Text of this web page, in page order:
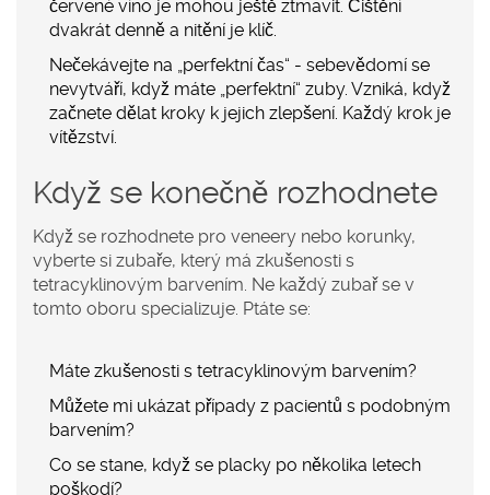
červené víno je mohou ještě ztmavit. Čištění
dvakrát denně a nitění je klíč.
Nečekávejte na „perfektní čas“ - sebevědomí se
nevytváří, když máte „perfektní“ zuby. Vzniká, když
začnete dělat kroky k jejich zlepšení. Každý krok je
vítězství.
Když se konečně rozhodnete
Když se rozhodnete pro veneery nebo korunky,
vyberte si zubaře, který má zkušenosti s
tetracyklinovým barvením. Ne každý zubař se v
tomto oboru specializuje. Ptáte se:
Máte zkušenosti s tetracyklinovým barvením?
Můžete mi ukázat případy z pacientů s podobným
barvením?
Co se stane, když se placky po několika letech
poškodí?